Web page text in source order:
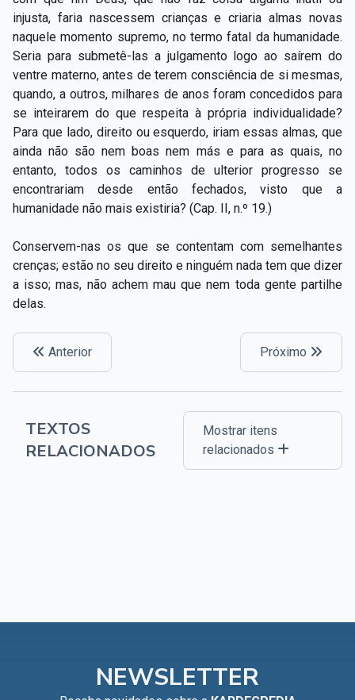
injusta, faria nascessem crianças e criaria almas novas
naquele momento supremo, no termo fatal da humanidade.
Seria para submetê-las a julgamento logo ao saírem do
ventre materno, antes de terem consciência de si mesmas,
quando, a outros, milhares de anos foram concedidos para
se inteirarem do que respeita à própria individualidade?
Para que lado, direito ou esquerdo, iriam essas almas, que
ainda não são nem boas nem más e para as quais, no
entanto, todos os caminhos de ulterior progresso se
encontrariam desde então fechados, visto que a
humanidade não mais existiria? (Cap. II, n.º 19.)
Conservem-nas os que se contentam com semelhantes
crenças; estão no seu direito e ninguém nada tem que dizer
a isso; mas, não achem mau que nem toda gente partilhe
delas.
Anterior Próximo
TEXTOS
RELACIONADOS
Mostrar itens
relacionados
NEWSLETTER